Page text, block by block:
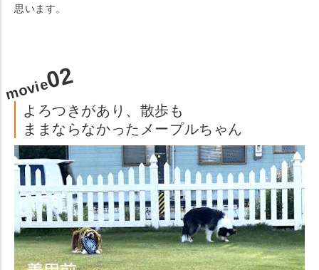
思います。
movie02
よろつきがあり、散歩も
ままならなかったメープルちゃん